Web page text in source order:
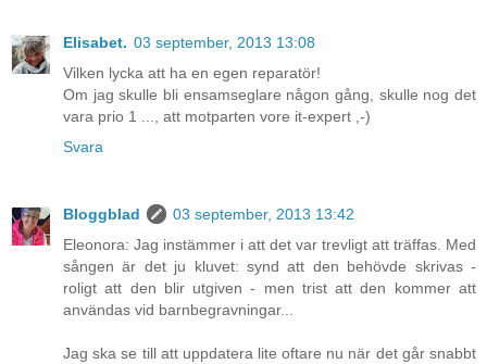
Elisabet. 03 september, 2013 13:08
Vilken lycka att ha en egen reparatör!
Om jag skulle bli ensamseglare någon gång, skulle nog det
vara prio 1 ..., att motparten vore it-expert ,-)
Svara
Bloggblad
03 september, 2013 13:42
Eleonora: Jag instämmer i att det var trevligt att träffas. Med
sången är det ju kluvet: synd att den behövde skrivas -
roligt att den blir utgiven - men trist att den kommer att
användas vid barnbegravningar...
Jag ska se till att uppdatera lite oftare nu när det går snabbt